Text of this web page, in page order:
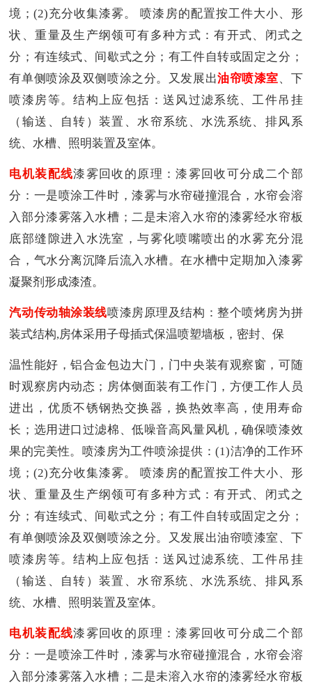
境；(2)充分收集漆雾。 喷漆房的配置按工件大小、形
状、重量及生产纲领可有多种方式：有开式、闭式之
分；有连续式、间歇式之分；有工件自转或固定之分；
有单侧喷涂及双侧喷涂之分。又发展出油帘喷漆室、下
喷漆房等。结构上应包括：送风过滤系统、工件吊挂
（输送、自转）装置、水帘系统、水洗系统、排风系
统、水槽、照明装置及室体。
电机装配线漆雾回收的原理：漆雾回收可分成二个部
分：一是喷涂工件时，漆雾与水帘碰撞混合，水帘会溶
入部分漆雾落入水槽；二是未溶入水帘的漆雾经水帘板
底部缝隙进入水洗室，与雾化喷嘴喷出的水雾充分混
合，气水分离沉降后流入水槽。在水槽中定期加入漆雾
凝聚剂形成漆渣。
汽动传动轴涂装线喷漆房原理及结构：整个喷烤房为拼
装式结构,房体采用子母插式保温喷塑墙板，密封、保
温性能好，铝合金包边大门，门中央装有观察窗，可随
时观察房内动态；房体侧面装有工作门，方便工作人员
进出，优质不锈钢热交换器，换热效率高，使用寿命
长；选用进口过滤棉、低噪音高风量风机，确保喷漆效
果的完美性。喷漆房为工件喷涂提供：(1)洁净的工作环
境；(2)充分收集漆雾。 喷漆房的配置按工件大小、形
状、重量及生产纲领可有多种方式：有开式、闭式之
分；有连续式、间歇式之分；有工件自转或固定之分；
有单侧喷涂及双侧喷涂之分。又发展出油帘喷漆室、下
喷漆房等。结构上应包括：送风过滤系统、工件吊挂
（输送、自转）装置、水帘系统、水洗系统、排风系
统、水槽、照明装置及室体。
电机装配线漆雾回收的原理：漆雾回收可分成二个部
分：一是喷涂工件时，漆雾与水帘碰撞混合，水帘会溶
入部分漆雾落入水槽；二是未溶入水帘的漆雾经水帘板